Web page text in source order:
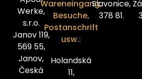
Werke,
s.r.o.
Janov 119,
569 55,
Janov,
Česká
Wareneingang,
Besuche,
Postanschrift
usw.:
Holandská
11,
Slavonice,
378 81.